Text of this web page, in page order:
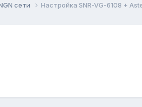
сети Настройка SNR-VG-6108 +